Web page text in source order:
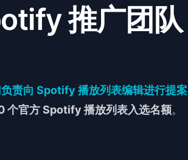
推广团队
责向 Spotify 播放列表编辑进行提案
个官方 Spotify 播放列表入选名额。